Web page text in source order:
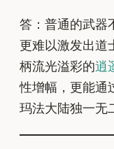
答：普通的武器
更难以激发出道
柄流光溢彩的逍
性增幅，更能通
玛法大陆独一无